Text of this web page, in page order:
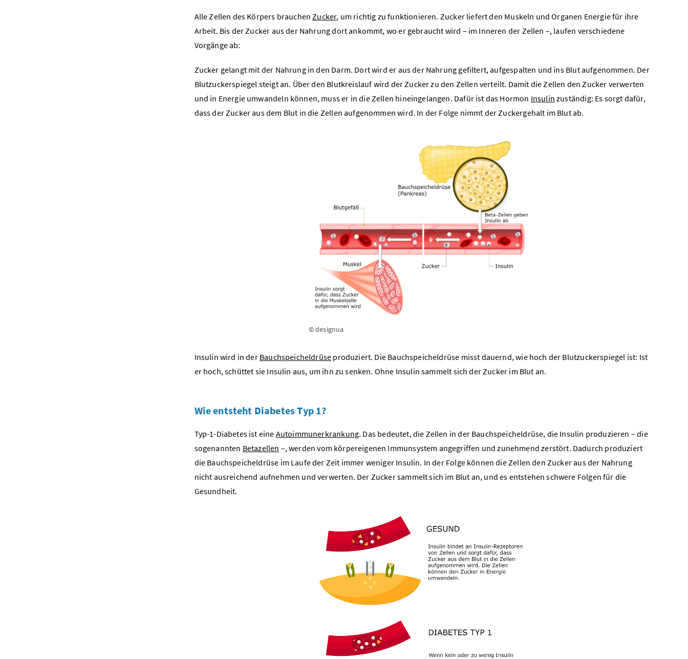
Alle Zellen des Körpers brauchen Zucker, um richtig zu funktionieren. Zucker liefert den Muskeln und Organen Energie für ihre
Arbeit. Bis der Zucker aus der Nahrung dort ankommt, wo er gebraucht wird – im Inneren der Zellen –, laufen verschiedene
Vorgänge ab:
Zucker gelangt mit der Nahrung in den Darm. Dort wird er aus der Nahrung gefiltert, aufgespalten und ins Blut aufgenommen. Der
Blutzuckerspiegel steigt an. Über den Blutkreislauf wird der Zucker zu den Zellen verteilt. Damit die Zellen den Zucker verwerten
und in Energie umwandeln können, muss er in die Zellen hineingelangen. Dafür ist das Hormon Insulin zuständig: Es sorgt dafür,
dass der Zucker aus dem Blut in die Zellen aufgenommen wird. In der Folge nimmt der Zuckergehalt im Blut ab.
© designua
Insulin wird in der Bauchspeicheldrüse produziert. Die Bauchspeicheldrüse misst dauernd, wie hoch der Blutzuckerspiegel ist: Ist
er hoch, schüttet sie Insulin aus, um ihn zu senken. Ohne Insulin sammelt sich der Zucker im Blut an.
Wie entsteht Diabetes Typ 1?
Typ-1-Diabetes ist eine Autoimmunerkrankung. Das bedeutet, die Zellen in der Bauchspeicheldrüse, die Insulin produzieren – die
sogenannten Betazellen –, werden vom körpereigenen Immunsystem angegriffen und zunehmend zerstört. Dadurch produziert
die Bauchspeicheldrüse im Laufe der Zeit immer weniger Insulin. In der Folge können die Zellen den Zucker aus der Nahrung
nicht ausreichend aufnehmen und verwerten. Der Zucker sammelt sich im Blut an, und es entstehen schwere Folgen für die
Gesundheit.